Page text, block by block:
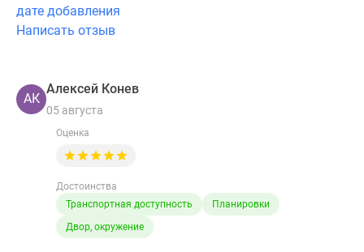
дате добавления
Написать отзыв
АК
Алексей Конев
05 августа
Оценка
Достоинства
Транспортная доступность
Планировки
Двор, окружение